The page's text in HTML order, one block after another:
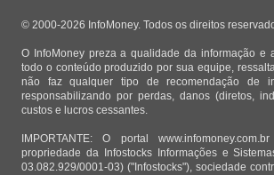
© 2000-2026 InfoMoney. Todos os direitos
O InfoMoney preza a qualidade da informação e
todo o conteúdo produzido por sua equipe,
não faz qualquer tipo de recomendação de
responsabilizando por perdas, danos (diretos,
custos e lucros cessantes.
IMPORTANTE: O portal
propriedade da Infostocks Informações e
03.082.929/0001-03) ("Infostocks"), sociedade